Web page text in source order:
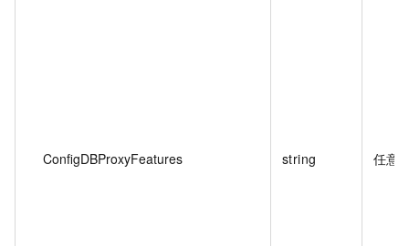
ConfigDBProxyFeatures string 任意